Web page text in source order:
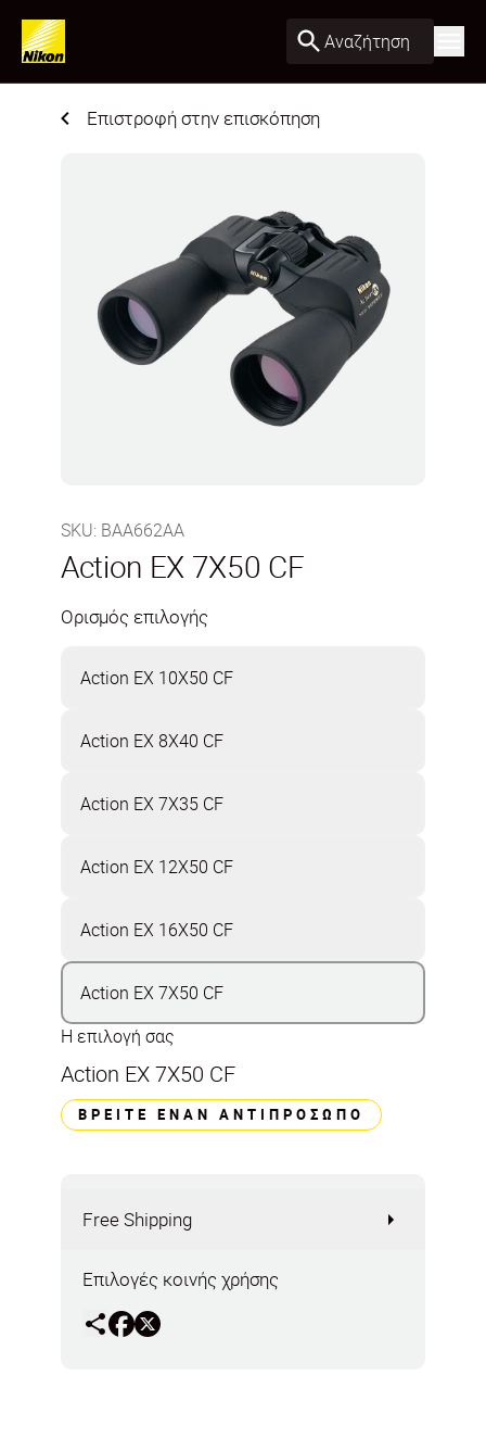
Αναζήτηση
Επιστροφή στην επισκόπηση
SKU: BAA662AA
Action EX 7X50 CF
Ορισμός επιλογής
Action EX 10X50 CF
Action EX 8X40 CF
Action EX 7X35 CF
Action EX 12X50 CF
Action EX 16X50 CF
Action EX 7X50 CF
Η επιλογή σας
Action EX 7X50 CF
ΒΡΕΊΤΕ ΈΝΑΝ ΑΝΤΙΠΡΌΣΩΠΟ
Free Shipping
Επιλογές κοινής χρήσης